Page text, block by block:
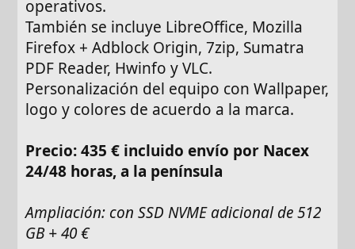
operativos.
También se incluye LibreOffice, Mozilla
Firefox + Adblock Origin, 7zip, Sumatra
PDF Reader, Hwinfo y VLC.
Personalización del equipo con Wallpaper,
logo y colores de acuerdo a la marca.
Precio: 435 € incluido envío por Nacex
24/48 horas, a la península
Ampliación: con SSD NVME adicional de 512
GB + 40 €